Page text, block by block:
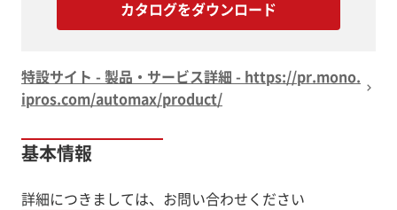
カタログをダウンロード
特設サイト - 製品・サービス詳細 - https://pr.mono.
ipros.com/automax/product/
基本情報